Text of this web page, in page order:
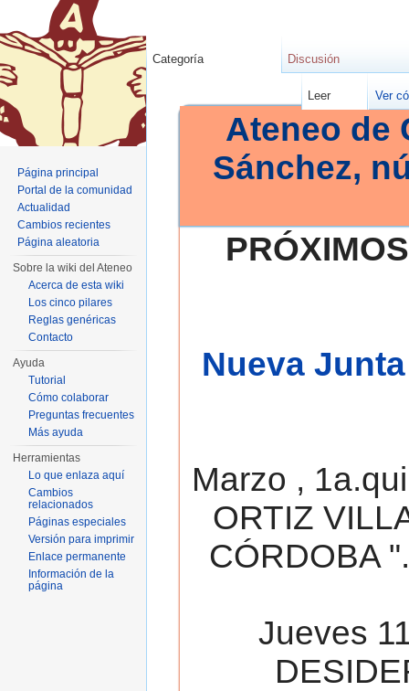
Ateneo de
Sánchez,
Nueva
Marzo ,
ORTIZ
CÓRDOBA
Jueves
Categoría Discusión
Leer Ver
Página principal
Portal de la comunidad
Actualidad
Cambios recientes
Página aleatoria
Sobre la wiki del Ateneo
Acerca de esta wiki
Los cinco pilares
Reglas genéricas
Contacto
Ayuda
Tutorial
Cómo colaborar
Preguntas frecuentes
Más ayuda
Herramientas
Lo que enlaza aquí
Cambios
relacionados
Páginas especiales
Versión para imprimir
Enlace permanente
Información de la
página